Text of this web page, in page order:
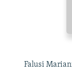
Falusi